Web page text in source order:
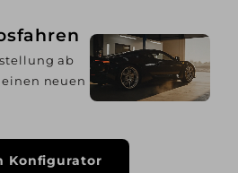
ab
neuen
Konfigurator